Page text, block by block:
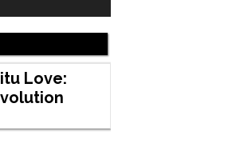
Love: